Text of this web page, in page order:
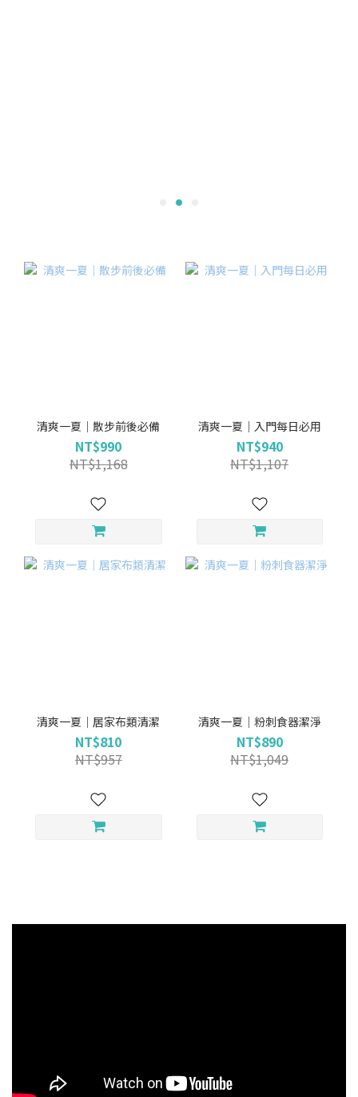
清爽一夏｜散步前後必備
NT$990
NT$1,168
清爽一夏｜入門每日必用
NT$940
NT$1,107
清爽一夏｜居家布類清潔
NT$810
NT$957
清爽一夏｜粉刺食器潔淨
NT$890
NT$1,049